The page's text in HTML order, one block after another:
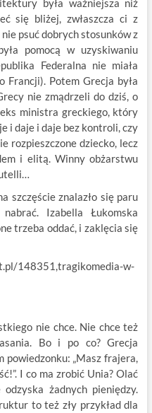
była ważniejsza niż
się bliżej, zwłaszcza ci z
psuć dobrych stosunków z
pomocą w uzyskiwaniu
Federalna nie miała
Francji). Potem Grecja była
nie zmądrzeli do dziś, o
ministra greckiego, który
i daje i daje bez kontroli, czy
rozpieszczone dziecko, lecz
i elitą. Winny obżarstwu
szczęście znalazło się paru
Izabella Łukomska
trzeba oddać, i zaklęcia się
148351,tragikomedia-w-
nie chce. Nie chce też
Bo i po co? Grecja
powiedzonku: „Masz frajera,
I co ma zrobić Unia? Olać
żadnych pieniędzy.
to też zły przykład dla